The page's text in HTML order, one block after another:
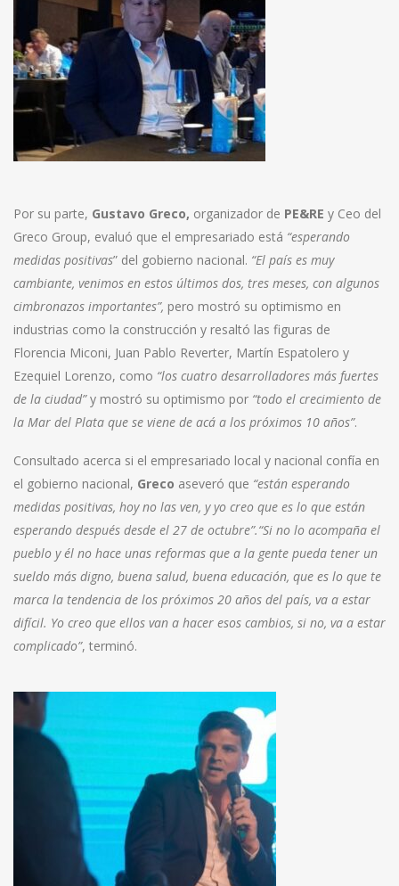
Por su parte, Gustavo Greco, organizador de PE&RE y Ceo del
Greco Group, evaluó que el empresariado está “esperando
medidas positivas” del gobierno nacional. “El país es muy
cambiante, venimos en estos últimos dos, tres meses, con algunos
cimbronazos importantes”, pero mostró su optimismo en
industrias como la construcción y resaltó las figuras de
Florencia Miconi, Juan Pablo Reverter, Martín Espatolero y
Ezequiel Lorenzo, como “los cuatro desarrolladores más fuertes
de la ciudad”y mostró su optimismo por “todo el crecimiento de
la Mar del Plata que se viene de acá a los próximos 10 años”.
Consultado acerca si el empresariado local y nacional confía en
el gobierno nacional, Greco aseveró que “están esperando
medidas positivas, hoy no las ven, y yo creo que es lo que están
esperando después desde el 27 de octubre”.“Si no lo acompaña el
pueblo y él no hace unas reformas que a la gente pueda tener un
sueldo más digno, buena salud, buena educación, que es lo que te
marca la tendencia de los próximos 20 años del país, va a estar
difícil. Yo creo que ellos van a hacer esos cambios, si no, va a estar
complicado”, terminó.